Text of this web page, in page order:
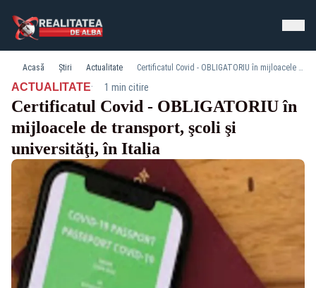
Acasă Știri Actualitate Certificatul Covid - OBLIGATORIU în mijloacele de transport, şcoli şi universităţi, în Italia
ACTUALITATE· 1 min citire
Certificatul Covid - OBLIGATORIU în
mijloacele de transport, şcoli şi
universităţi, în Italia